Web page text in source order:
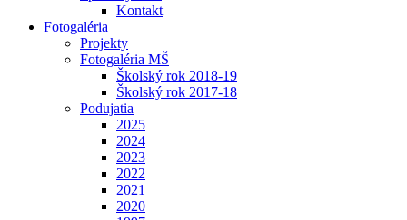
Kontakt
Fotogaléria
Projekty
Fotogaléria MŠ
Školský rok 2018-19
Školský rok 2017-18
Podujatia
2025
2024
2023
2022
2021
2020